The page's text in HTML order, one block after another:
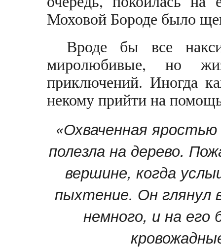
Моховой Бороде было
Вроде бы все
миролюбивые, но
приключений. Иногда
некому прийти на
«Охваченная
полезла на дерево.
вершине, когда
пыхтение. Он глянул
немного, и на его